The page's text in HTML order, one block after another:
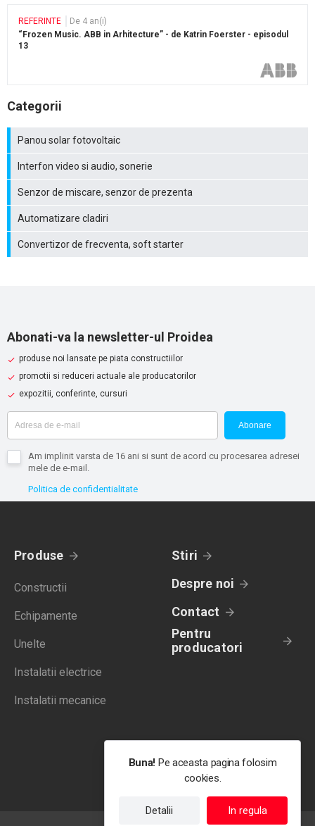
REFERINTE
De 4 an(i)
“Frozen Music. ABB in Arhitecture” - de Katrin Foerster - episodul
13
Categorii
Panou solar fotovoltaic
Interfon video si audio, sonerie
Senzor de miscare, senzor de prezenta
Automatizare cladiri
Convertizor de frecventa, soft starter
Abonati-va la newsletter-ul Proidea
produse noi lansate pe piata constructiilor
promotii si reduceri actuale ale producatorilor
expozitii, conferinte, cursuri
Abonare
Am implinit varsta de 16 ani si sunt de acord cu procesarea adresei
mele de e-mail.
Politica de confidentialitate
Produse
Constructii
Echipamente
Unelte
Instalatii electrice
Instalatii mecanice
Stiri
Despre noi
Contact
Pentru
producatori
Buna! Pe aceasta pagina folosim
cookies.
Detalii In regula